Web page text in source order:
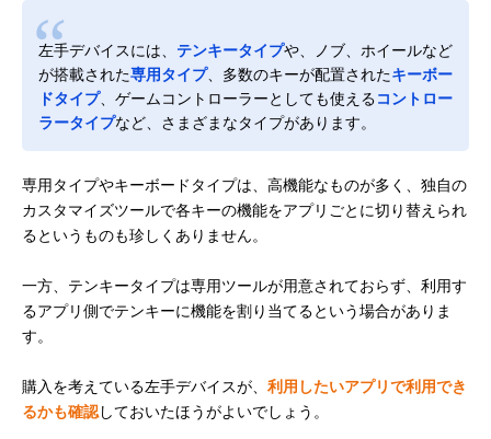
左手デバイスには、 テンキータイプや、ノブ、ホイールなど
が搭載された専用タイプ、多数のキーが配置されたキーボー
ドタイプ、ゲームコントローラーとしても使えるコントロー
ラータイプなど、さまざまなタイプがあります。
専用タイプやキーボードタイプは、高機能なものが多く、独自の
カスタマイズツールで各キーの機能をアプリごとに切り替えられ
るというものも珍しくありません。
一方、テンキータイプは専用ツールが用意されておらず、利用す
るアプリ側でテンキーに機能を割り当てるという場合がありま
す。
購入を考えている左手デバイスが、 利用したいアプリで利用でき
るかも確認しておいたほうがよいでしょう。